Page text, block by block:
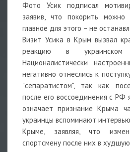
Фото Усик подписал
заявив, что покорить
главное для этого – не
Визит Усика в Крым вызвал
реакцию в украинском
Националистически
негативно отнеслись к
"сепаратистом", так как
после его воссоединения с РФ
означает признание Крыма
украинцы вспоминают
Крыме, заявляя, что
спортсмену после них в